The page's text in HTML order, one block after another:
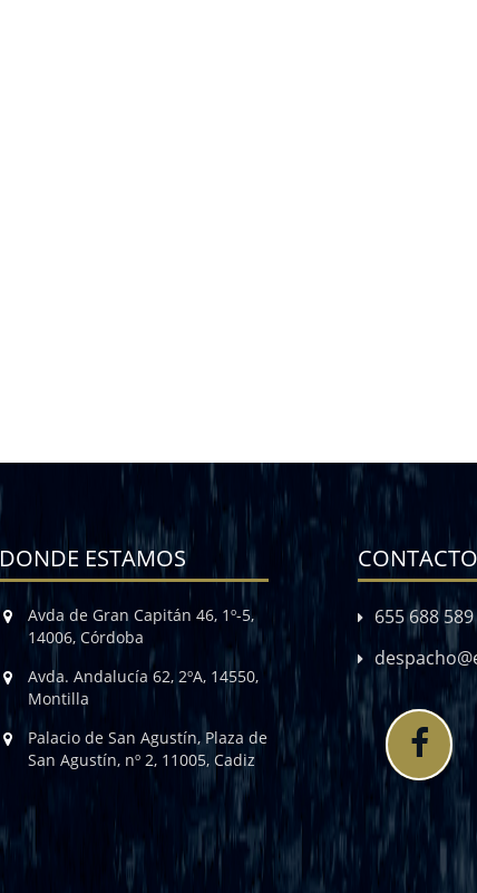
DONDE ESTAMOS
Avda de Gran Capitán 46, 1º-5,
14006, Córdoba
Avda. Andalucía 62, 2ºA, 14550,
Montilla
Palacio de San Agustín, Plaza de
San Agustín, nº 2, 11005, Cadiz
CONTACTO
655 688 589